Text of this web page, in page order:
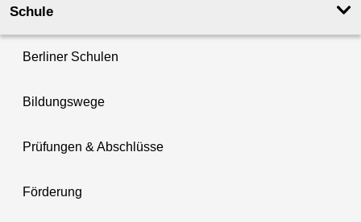
Schule
Berliner Schulen
Bildungswege
Prüfungen & Abschlüsse
Förderung